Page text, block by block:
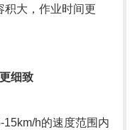
大，作业时间更
细致
h的速度范围内